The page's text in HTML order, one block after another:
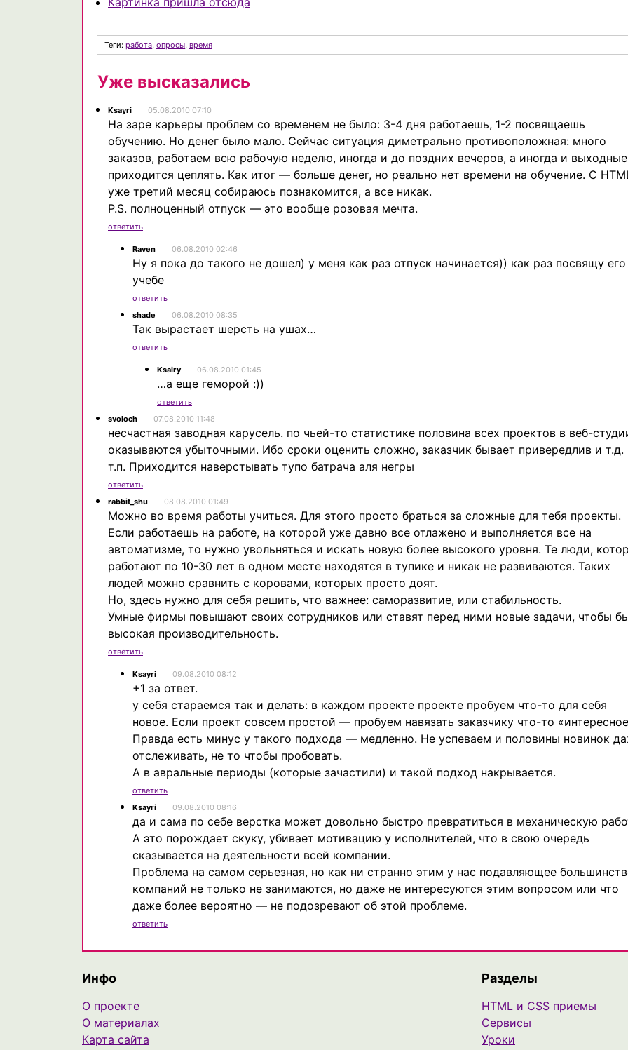
Теги: работа, опросы, время
Уже высказались
Ksayri 05.08.2010 07:10
На заре карьеры проблем со временем не было: 3-4 дня работаешь, 1-2 посвящаешь
обучению. Но денег было мало. Сейчас ситуация диметрально противоположная: много
заказов, работаем всю рабочую неделю, иногда и до поздних вечеров, а иногда и выходные
приходится цеплять. Как итог — больше денег, но реально нет времени на обучение. С
уже третий месяц собираюсь познакомится, а все никак.
P.S. полноценный отпуск — это вообще розовая мечта.
ответить
Raven 06.08.2010 02:46
Ну я пока до такого не дошел) у меня как раз отпуск начинается)) как раз посвящу его
учебе
ответить
shade
06.08.2010 08:35
Так вырастает шерсть на ушах…
ответить
Ksairy 06.08.2010 01:45
…а еще геморой :))
ответить
svoloch
07.08.2010 11:48
несчастная заводная карусель. по чьей-то статистике половина всех проектов в веб-
оказываются убыточными. Ибо сроки оценить сложно, заказчик бывает привередлив и т.д.
т.п. Приходится наверстывать тупо батрача аля негры
ответить
rabbit_shu
08.08.2010 01:49
Можно во время работы учиться. Для этого просто браться за сложные для тебя проекты.
Если работаешь на работе, на которой уже давно все отлажено и выполняется все на
автоматизме, то нужно увольняться и искать новую более высокого уровня. Те люди,
работают по 10-30 лет в одном месте находятся в тупике и никак не развиваются. Таких
людей можно сравнить с коровами, которых просто доят.
Но, здесь нужно для себя решить, что важнее: саморазвитие, или стабильность.
Умные фирмы повышают своих сотрудников или ставят перед ними новые задачи, чтобы
высокая производительность.
ответить
Ksayri 09.08.2010 08:12
+1 за ответ.
у себя стараемся так и делать: в каждом проекте проекте пробуем что-то для себя
новое. Если проект совсем простой — пробуем навязать заказчику что-то
Правда есть минус у такого подхода — медленно. Не успеваем и половины новинок
отслеживать, не то чтобы пробовать.
А в авральные периоды (которые зачастили) и такой подход накрывается.
ответить
Ksayri
09.08.2010 08:16
да и сама по себе верстка может довольно быстро превратиться в механическую
А это порождает скуку, убивает мотивацию у исполнителей, что в свою очередь
сказывается на деятельности всей компании.
Проблема на самом серьезная, но как ни странно этим у нас подавляющее
компаний не только не занимаются, но даже не интересуются этим вопросом или что
даже более вероятно — не подозревают об этой проблеме.
ответить
Инфо
О проекте
О материалах
Карта сайта
Разделы
HTML и CSS приемы
Сервисы
Уроки